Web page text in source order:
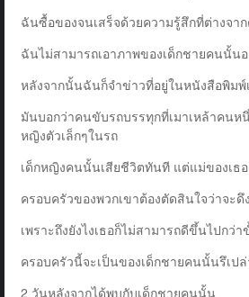
ฉันซื้อของจนเสร็จด้วยความรู้สึกที่ต่างจา
ฉันไม่สามารถเอาภาพของเด็กชายคนนั้น
หลังจากนั้นฉันก็จำข่าวที่อยู่ในหนังสือพิมพ์
มันบอกว่าคนขับรถบรรทุกที่เมาเหล้าคน
หญิงตัวเล็กๆในรถ
เด็กหญิงคนนั้นเสียชีวิตทันที แต่แม่ของเธ
ครอบครัวของพวกเขาต้องตัดสินใจว่าจะดึ
เพราะถึงยังไงเธอก็ไม่สามารถดีขึ้นไปกว่
ครอบครัวนี้จะเป็นของเด็กชายคนนั้นรึเป
2 วันหลังจากได้พบกับเด็กชายคนนั้น